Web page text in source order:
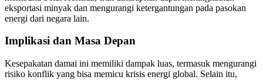
eksportasi minyak dan mengurangi ketergantungan pada pasokan
energi dari negara lain.
Implikasi dan Masa Depan
Kesepakatan damai ini memiliki dampak luas, termasuk mengurangi
risiko konflik yang bisa memicu krisis energi global. Selain itu,